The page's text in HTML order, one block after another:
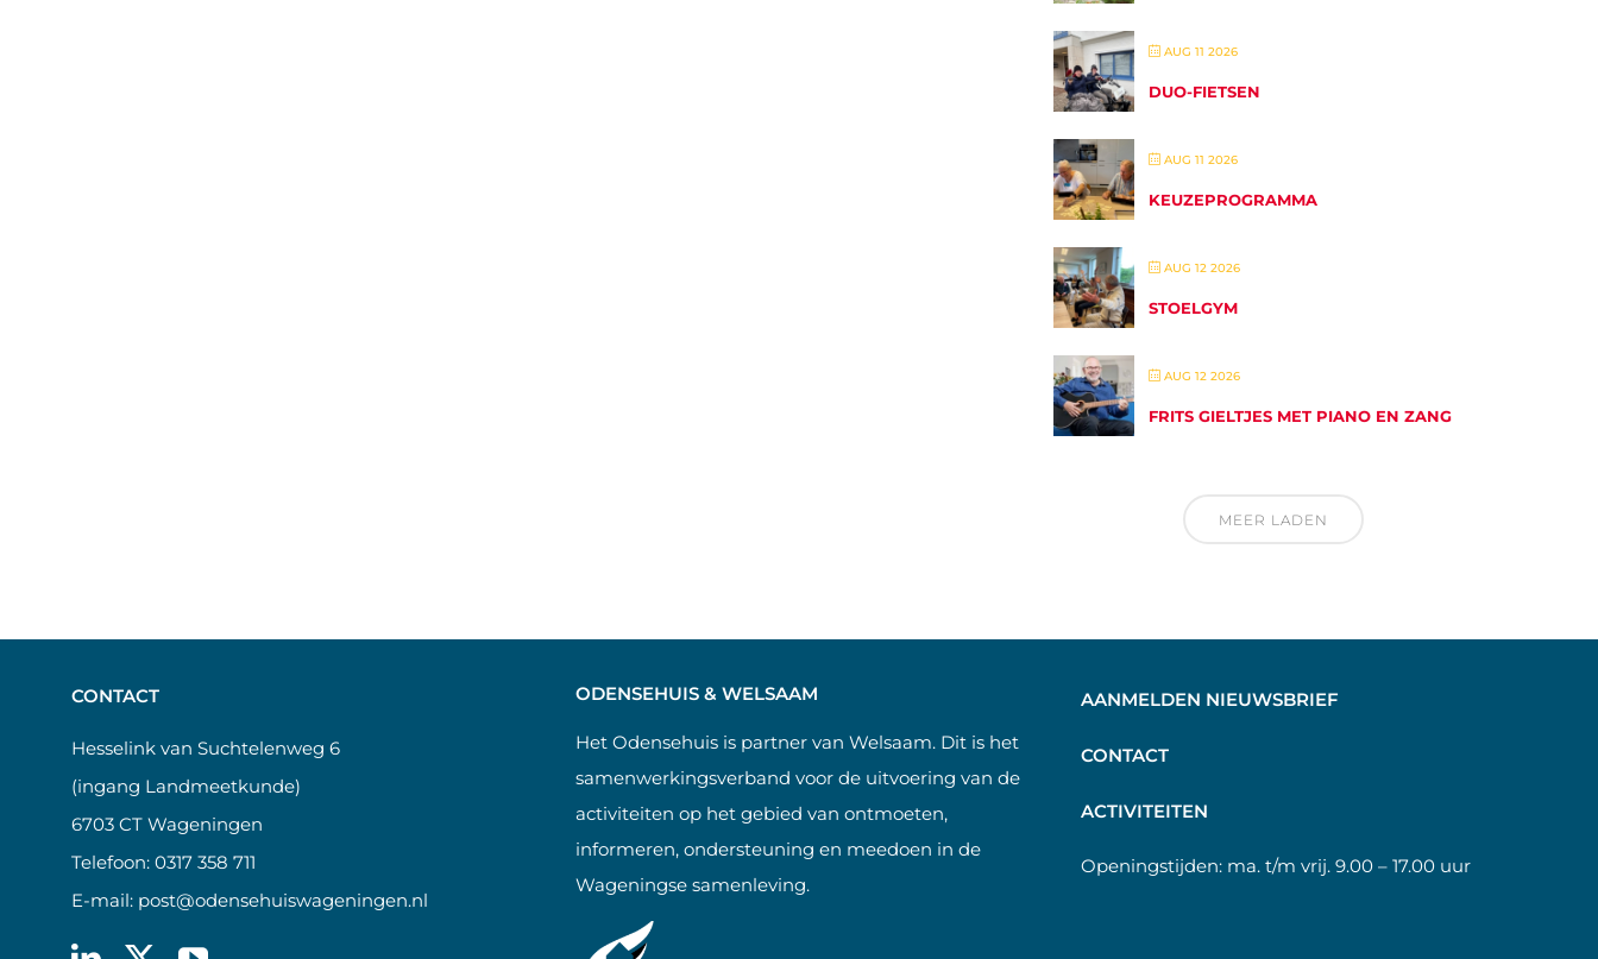
AUG 11 2026
DUO-FIETSEN
AUG 11 2026
KEUZEPROGRAMMA
AUG 12 2026
STOELGYM
AUG 12 2026
FRITS GIELTJES MET PIANO EN ZANG
MEER LADEN
CONTACT
Hesselink van Suchtelenweg 6
(ingang Landmeetkunde)
6703 CT Wageningen
Telefoon: 0317 358 711
E-mail: post@odensehuiswageningen.nl
ODENSEHUIS & WELSAAM
Het Odensehuis is partner van Welsaam. Dit is het
samenwerkingsverband voor de uitvoering van de
activiteiten op het gebied van ontmoeten,
informeren, ondersteuning en meedoen in de
Wageningse samenleving.
AANMELDEN NIEUWSBRIEF
CONTACT
ACTIVITEITEN
Openingstijden: ma. t/m vrij. 9.00 – 17.00 uur